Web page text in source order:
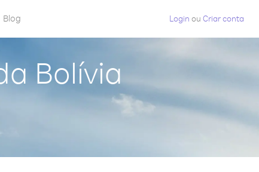
Blog Login ou Criar conta
Bolívia